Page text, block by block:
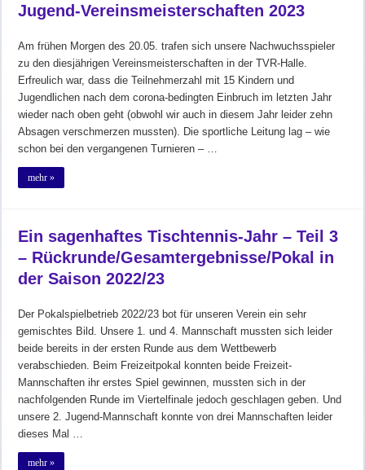
Jugend-Vereinsmeisterschaften 2023
Am frühen Morgen des 20.05. trafen sich unsere Nachwuchsspieler
zu den diesjährigen Vereinsmeisterschaften in der TVR-Halle.
Erfreulich war, dass die Teilnehmerzahl mit 15 Kindern und
Jugendlichen nach dem corona-bedingten Einbruch im letzten Jahr
wieder nach oben geht (obwohl wir auch in diesem Jahr leider zehn
Absagen verschmerzen mussten). Die sportliche Leitung lag – wie
schon bei den vergangenen Turnieren – …
mehr »
Ein sagenhaftes Tischtennis-Jahr – Teil 3
– Rückrunde/Gesamtergebnisse/Pokal in
der Saison 2022/23
Der Pokalspielbetrieb 2022/23 bot für unseren Verein ein sehr
gemischtes Bild. Unsere 1. und 4. Mannschaft mussten sich leider
beide bereits in der ersten Runde aus dem Wettbewerb
verabschieden. Beim Freizeitpokal konnten beide Freizeit-
Mannschaften ihr erstes Spiel gewinnen, mussten sich in der
nachfolgenden Runde im Viertelfinale jedoch geschlagen geben. Und
unsere 2. Jugend-Mannschaft konnte von drei Mannschaften leider
dieses Mal …
mehr »